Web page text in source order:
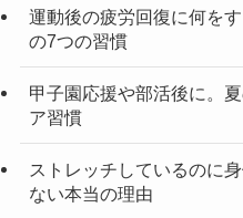
運動後の疲労回復に何を
の7つの習慣
甲子園応援や部活後に。
ア習慣
ストレッチしているのに
ない本当の理由